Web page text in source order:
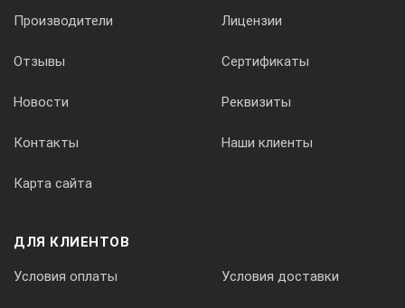
Производители Лицензии
Отзывы Сертификаты
Новости Реквизиты
Контакты Наши клиенты
Карта сайта
ДЛЯ КЛИЕНТОВ
Условия оплаты Условия доставки